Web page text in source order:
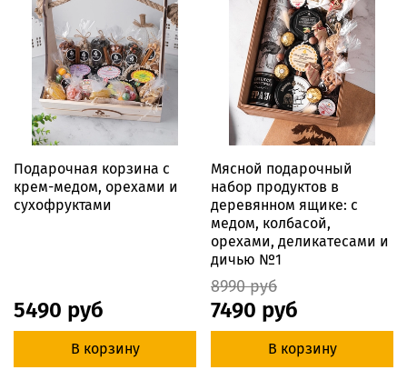
Подарочная корзина с
крем-медом, орехами и
сухофруктами
5490 руб
В корзину
Мясной подарочный
набор продуктов в
деревянном ящике: с
медом, колбасой,
орехами, деликатесами и
дичью №1
8990 руб
7490 руб
В корзину